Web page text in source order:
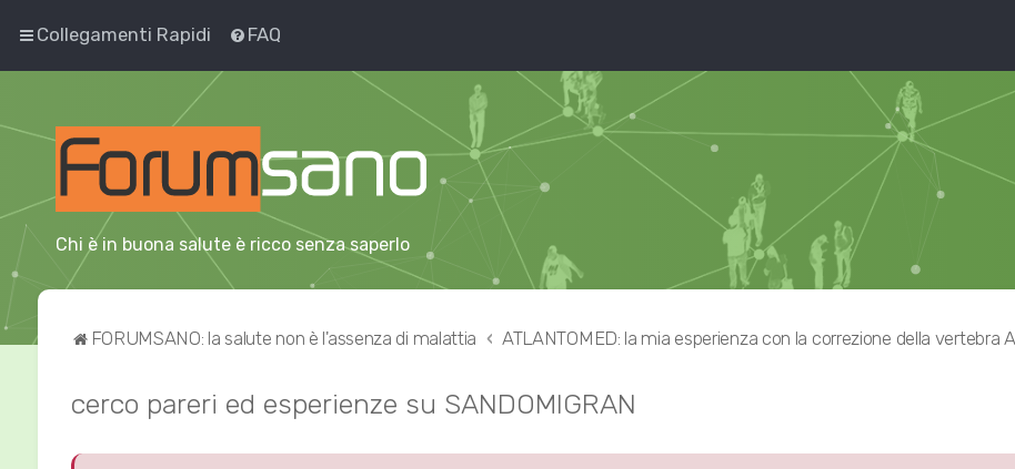
Collegamenti Rapidi FAQ
Chi è in buona salute è ricco senza saperlo
FORUMSANO: la salute non è l'assenza di malattia ATLANTOMED: la mia esperienza con la correzione della vertebra
cerco pareri ed esperienze su SANDOMIGRAN